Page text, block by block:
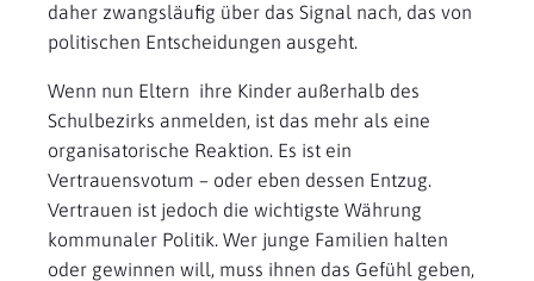
daher zwangsläufig über das Signal nach, das von
politischen Entscheidungen ausgeht.
Wenn nun Eltern ihre Kinder außerhalb des
Schulbezirks anmelden, ist das mehr als eine
organisatorische Reaktion. Es ist ein
Vertrauensvotum – oder eben dessen Entzug.
Vertrauen ist jedoch die wichtigste Währung
kommunaler Politik. Wer junge Familien halten
oder gewinnen will, muss ihnen das Gefühl geben,